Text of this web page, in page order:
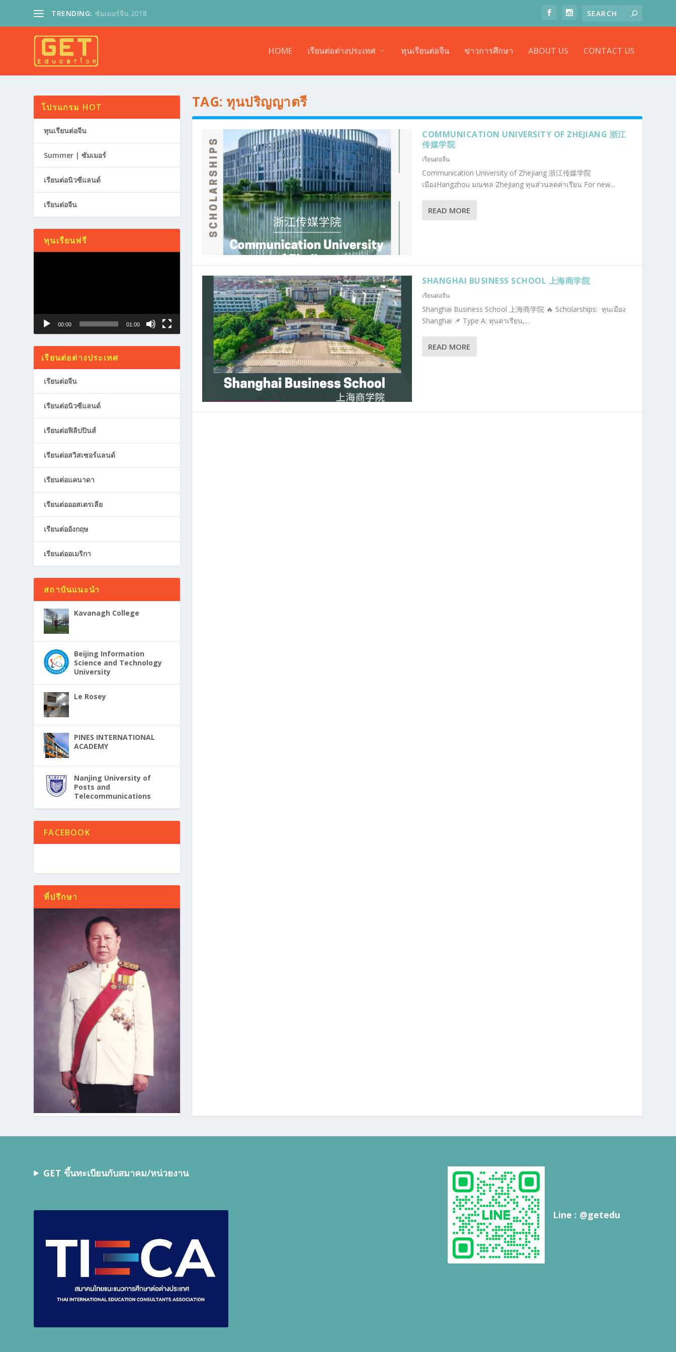
TRENDING: ซัมเมอร์จีน 2018
HOME เรียนต่อต่างประเทศ ทุนเรียนต่อจีน ข่าวการศึกษา ABOUT US CONTACT US
TAG:ทุนปริญญาตรี
COMMUNICATION UNIVERSITY OF ZHEJIANG 浙江
传媒学院
เรียนต่อจีน
Communication University of Zhejiang 浙江传媒学院
เมืองHangzhou มณฑล Zhejiang ทุนส่วนลดค่าเรียน For new...
READ MORE
SHANGHAI BUSINESS SCHOOL 上海商学院
เรียนต่อจีน
Shanghai Business School 上海商学院 🔥 Scholarships: ทุนเมือง
Shanghai 📌 Type A: ทุนค่าเรียน,...
READ MORE
โปรแกรม HOT
ทุนเรียนต่อจีน
Summer | ซัมเมอร์
เรียนต่อนิวซีแลนด์
เรียนต่อจีน
ทุนเรียนฟรี
00:00 01:00
เรียนต่อต่างประเทศ
เรียนต่อจีน
เรียนต่อนิวซีแลนด์
เรียนต่อฟิลิปปินส์
เรียนต่อสวิสเซอร์แลนด์
เรียนต่อแคนาดา
เรียนต่อออสเตรเลีย
เรียนต่ออังกฤษ
เรียนต่ออเมริกา
สถาบันแนะนำ
Kavanagh College
Beijing Information
Science and Technology
University
Le Rosey
PINES INTERNATIONAL
ACADEMY
Nanjing University of
Posts and
Telecommunications
FACEBOOK
ที่ปรึกษา
GET ขึ้นทะเบียนกับสมาคม/หน่วยงาน
Line : @getedu